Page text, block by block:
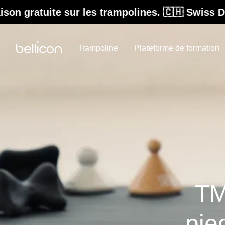
trampolines. 🇨🇭 Swiss Design.
Trampoline Plateforme de formation